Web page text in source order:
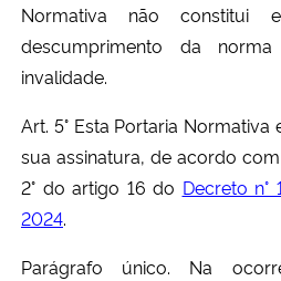
Normativa não constitui
descumprimento da
invalidade.
Art. 5° Esta Portaria
sua assinatura, de acordo
2° do artigo 16 do Decreto
2024.
Parágrafo único. Na